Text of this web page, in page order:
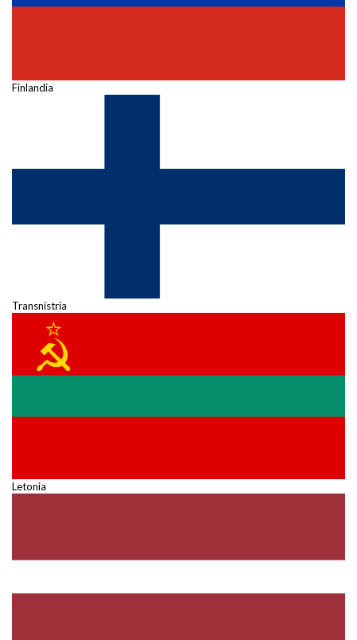
Finlandia
Transnistria
Letonia